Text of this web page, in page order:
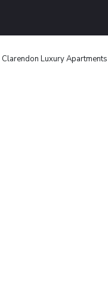
Clarendon Luxury Apartments